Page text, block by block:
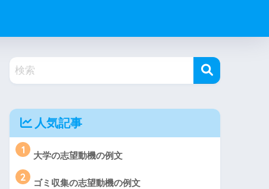
人気記事
1 大学の志望動機の例文
2 ゴミ収集の志望動機の例文